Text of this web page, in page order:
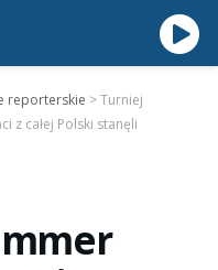
reporterskie >Turniej
z całej Polski stanęli